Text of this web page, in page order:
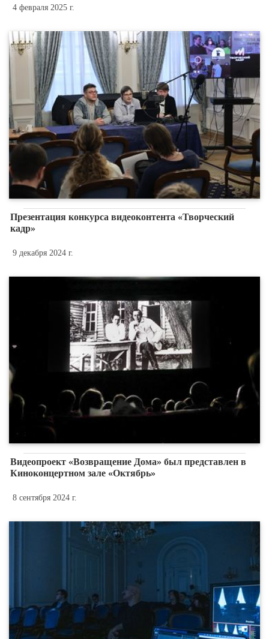
4 февраля 2025 г.
Презентация конкурса видеоконтента «Творческий
кадр»
9 декабря 2024 г.
Видеопроект «Возвращение Дома» был представлен в
Киноконцертном зале «Октябрь»
8 сентября 2024 г.